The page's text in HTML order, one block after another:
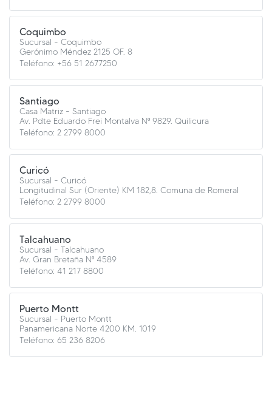
Coquimbo
Sucursal - Coquimbo
Gerónimo Méndez 2125 OF. 8
Teléfono: +56 51 2677250
Santiago
Casa Matriz - Santiago
Av. Pdte Eduardo Frei Montalva Nº 9829. Quilicura
Teléfono: 2 2799 8000
Curicó
Sucursal - Curicó
Longitudinal Sur (Oriente) KM 182,8. Comuna de Romeral
Teléfono: 2 2799 8000
Talcahuano
Sucursal - Talcahuano
Av. Gran Bretaña Nº 4589
Teléfono: 41 217 8800
Puerto Montt
Sucursal - Puerto Montt
Panamericana Norte 4200 KM. 1019
Teléfono: 65 236 8206